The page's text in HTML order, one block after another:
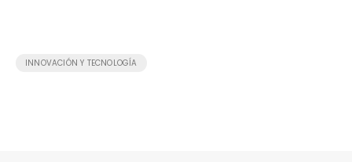
INNOVACIÓN Y TECNOLOGÍA